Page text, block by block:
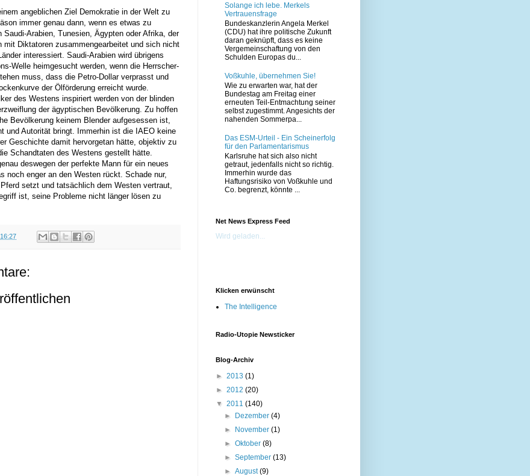
angeblichen Ziel Demokratie in der Welt zu
immer genau dann, wenn es etwas zu
Saudi-Arabien, Tunesien, Ägypten oder Afrika, der
mit Diktatoren zusammengearbeitet und sich nicht
interessiert. Saudi-Arabien wird übrigens
Welle heimgesucht werden, wenn die Herrscher-
muss, dass die Petro-Dollar verprasst und
der Ölförderung erreicht wurde.
des Westens inspiriert werden von der blinden
der ägyptischen Bevölkerung. Zu hoffen
Bevölkerung keinem Blender aufgesessen ist,
und Autorität bringt. Immerhin ist die IAEO keine
Geschichte damit hervorgetan hätte, objektiv zu
Schandtaten des Westens gestellt hätte.
deswegen der perfekte Mann für ein neues
noch enger an den Westen rückt. Schade nur,
setzt und tatsächlich dem Westen vertraut,
ist, seine Probleme nicht länger lösen zu
16:27
Solange ich lebe. Merkels
Vertrauensfrage
Bundeskanzlerin Angela Merkel
(CDU) hat ihre politische Zukunft
daran geknüpft, dass es keine
Vergemeinschaftung von den
Schulden Europas du...
Voßkuhle, übernehmen Sie!
Wie zu erwarten war, hat der
Bundestag am Freitag einer
erneuten Teil-Entmachtung seiner
selbst zugestimmt. Angesichts der
nahenden Sommerpa...
Das ESM-Urteil - Ein Scheinerfolg
für den Parlamentarismus
Karlsruhe hat sich also nicht
getraut, jedenfalls nicht so richtig.
Immerhin wurde das
Haftungsrisiko von Voßkuhle und
Co. begrenzt, könnte ...
Net News Express Feed
Wird geladen...
Klicken erwünscht
The Intelligence
Radio-Utopie Newsticker
Blog-Archiv
► 2013 (1)
► 2012 (20)
▼ 2011 (140)
► Dezember(4)
► November(1)
►Oktober(8)
►September(13)
►August(9)